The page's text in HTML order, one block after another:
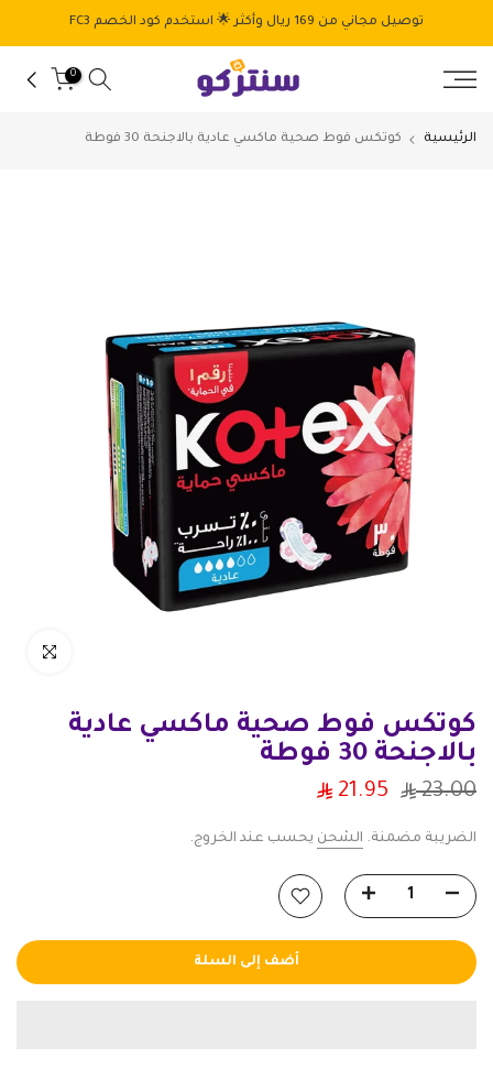
إلى
المحتوى
توصيل مجاني من 169 ريال وأكثر 🌟 استخدم كود الخصم FC3
0
الرئيسية كوتكس فوط صحية ماكسي عادية بالاجنحة 30 فوطة
انقر للتكبير
كوتكس فوط صحية ماكسي عادية
بالاجنحة 30 فوطة
23.00
21.95
الضريبة مضمنة. الشحن يحسب عند الخروج.
أضف إلى السلة